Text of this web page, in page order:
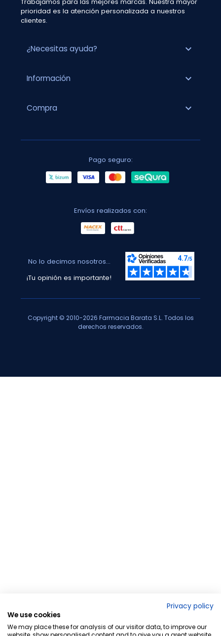
prioridad es la atención personalizada a nuestros
clientes.
¿Necesitas ayuda? expand_more
Información expand_more
Compra expand_more
Pago seguro:
Envíos realizados con:
No lo decimos nosotros...
¡Tu opinión es importante!
Copyright © 2010-2026 Farmacia Barata S.L. Todos los
derechos reservados.
Privacy policy
We use cookies
We may place these for analysis of our visitor data, to improve our